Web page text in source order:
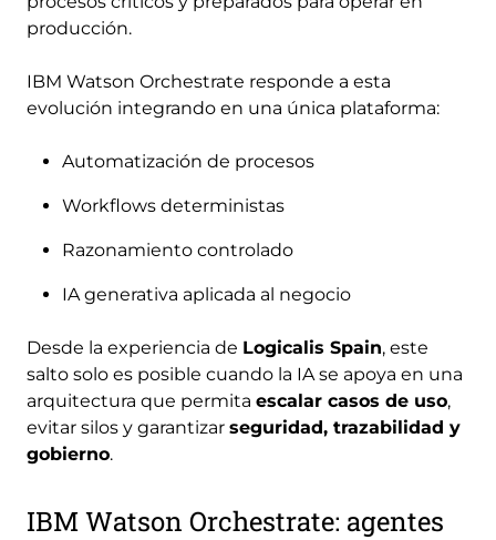
producción.
IBM Watson Orchestrate responde a esta
evolución integrando en una única plataforma:
Automatización de procesos
Workflows deterministas
Razonamiento controlado
IA generativa aplicada al negocio
Desde la experiencia de Logicalis Spain, este
salto solo es posible cuando la IA se apoya en una
arquitectura que permita escalar casos de uso,
evitar silos y garantizar seguridad, trazabilidad y
gobierno.
IBM Watson Orchestrate: agentes